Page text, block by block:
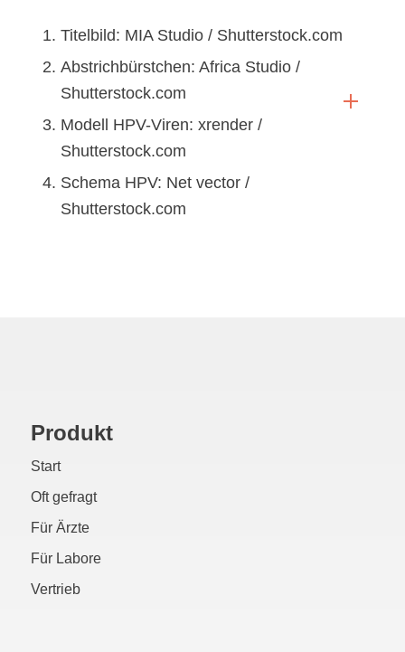
Titelbild: MIA Studio / Shutterstock.com
Abstrichbürstchen: Africa Studio /
Shutterstock.com
Modell HPV-Viren: xrender /
Shutterstock.com
Schema HPV: Net vector /
Shutterstock.com
Produkt
Start
Oft gefragt
Für Ärzte
Für Labore
Vertrieb